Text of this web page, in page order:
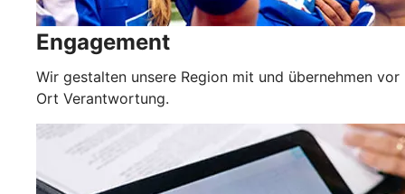
Engagement
Wir gestalten unsere Region mit und übernehmen vor
Ort Verantwortung.